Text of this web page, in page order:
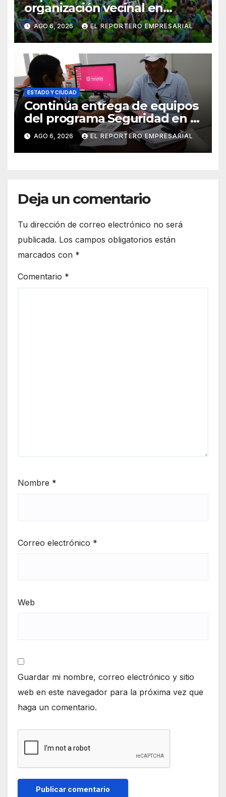
organización vecinal en
Mérida y suma a comités de
vigilancia en la prevención
social del delito
AGO 6, 2026 EL REPORTERO EMPRESARIAL
ESTADO Y CIUDAD
Continúa entrega de equipos
del programa Seguridad en el
Mar
AGO 6, 2026 EL REPORTERO EMPRESARIAL
Deja un comentario
Tu dirección de correo electrónico no será
publicada. Los campos obligatorios están
marcados con *
Comentario *
Nombre *
Correo electrónico *
Web
Guardar mi nombre, correo electrónico y sitio
web en este navegador para la próxima vez que
haga un comentario.